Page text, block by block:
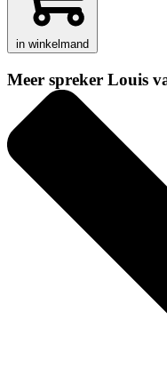
in winkelmand
Meer spreker Louis